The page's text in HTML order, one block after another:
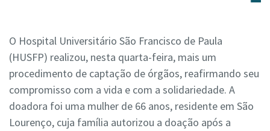
O Hospital Universitário São Francisco de Paula
(HUSFP) realizou, nesta quarta-feira, mais um
procedimento de captação de órgãos, reafirmando seu
compromisso com a vida e com a solidariedade. A
doadora foi uma mulher de 66 anos, residente em São
Lourenço, cuja família autorizou a doação após a